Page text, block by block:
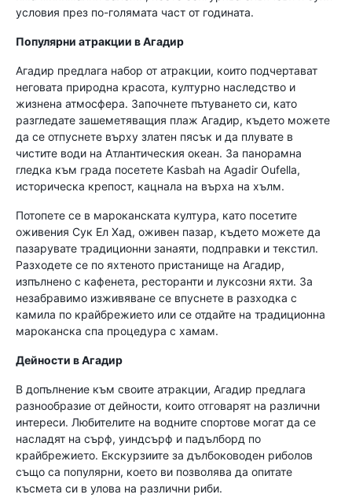
условия през по-голямата част от годината.
Популярни атракции в Агадир
Агадир предлага набор от атракции, които подчертават
неговата природна красота, културно наследство и
жизнена атмосфера. Започнете пътуването си, като
разгледате зашеметяващия плаж Агадир, където можете
да се отпуснете върху златен пясък и да плувате в
чистите води на Атлантическия океан. За панорамна
гледка към града посетете Kasbah на Agadir Oufella,
историческа крепост, кацнала на върха на хълм.
Потопете се в мароканската култура, като посетите
оживения Сук Ел Хад, оживен пазар, където можете да
пазарувате традиционни занаяти, подправки и текстил.
Разходете се по яхтеното пристанище на Агадир,
изпълнено с кафенета, ресторанти и луксозни яхти. За
незабравимо изживяване се впуснете в разходка с
камила по крайбрежието или се отдайте на традиционна
мароканска спа процедура с хамам.
Дейности в Агадир
В допълнение към своите атракции, Агадир предлага
разнообразие от дейности, които отговарят на различни
интереси. Любителите на водните спортове могат да се
насладят на сърф, уиндсърф и падълборд по
крайбрежието. Екскурзиите за дълбоководен риболов
също са популярни, което ви позволява да опитате
късмета си в улова на различни риби.